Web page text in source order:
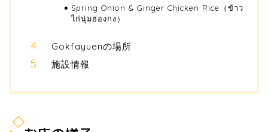
Spring Onion & Ginger Chicken Rice（ข้าว
ไก่นุ่มฮ่องกง）
Gokfayuenの場所
施設情報